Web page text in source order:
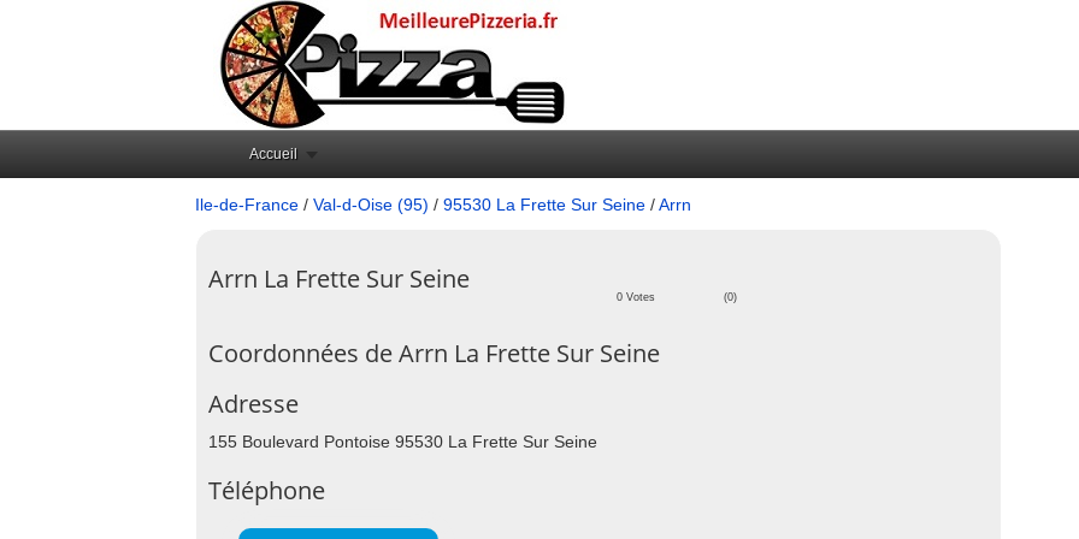
Accueil
Ile-de-France / Val-d-Oise (95) / 95530 La Frette Sur Seine /Arrn
Arrn La Frette Sur Seine
0 Votes (0)
Coordonnées de Arrn La Frette Sur Seine
Adresse
155 Boulevard Pontoise 95530 La Frette Sur Seine
Téléphone